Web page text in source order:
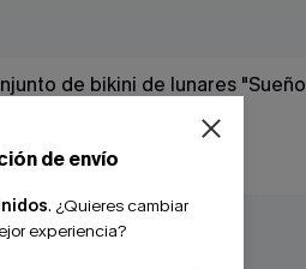
de bikini de lunares "Sueño
de envío
. ¿Quieres cambiar
experiencia?